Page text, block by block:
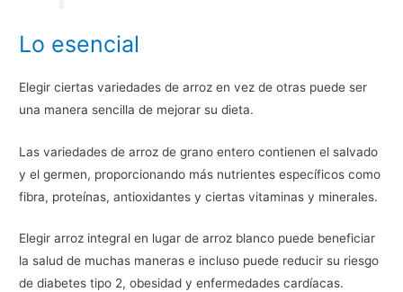
Lo esencial
Elegir ciertas variedades de arroz en vez de otras puede ser
una manera sencilla de mejorar su dieta.
Las variedades de arroz de grano entero contienen el salvado
y el germen, proporcionando más nutrientes específicos como
fibra, proteínas, antioxidantes y ciertas vitaminas y minerales.
Elegir arroz integral en lugar de arroz blanco puede beneficiar
la salud de muchas maneras e incluso puede reducir su riesgo
de diabetes tipo 2, obesidad y enfermedades cardíacas.